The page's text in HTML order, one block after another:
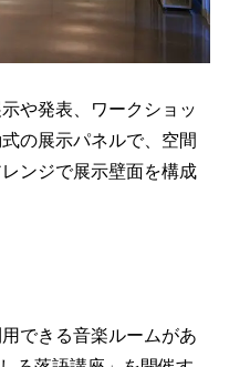
や発表、ワークショッ
の展示パネルで、空間
ンジで展示壁面を構成
できる音楽ルームがあ